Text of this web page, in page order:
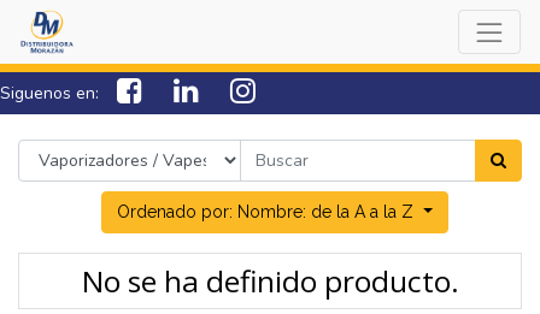
Siguenos en:
7538-0000 sac@lamorazan.com
Ordenado por: Nombre: de la A a la Z
No se ha definido producto.